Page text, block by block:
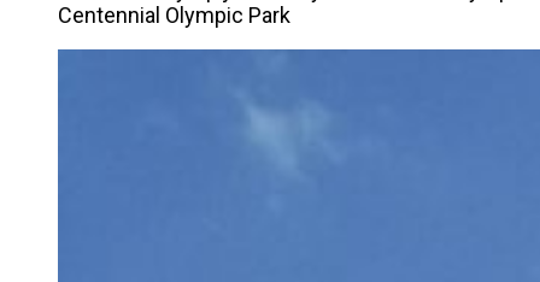
Centennial Olympic Park